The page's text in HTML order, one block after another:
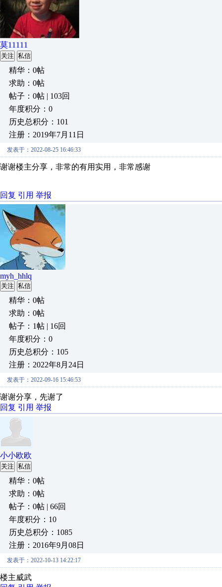
莫11111
关注 私信
精华：0帖
求助：0帖
帖子：0帖 | 103回
年度积分：0
历史总积分：101
注册：2019年7月11日
发表于：2022-08-25 16:46:33
谢谢楼主分享，非常的有用实用，非常感谢
回复 引用 举报
myh_hhlq
关注 私信
精华：0帖
求助：0帖
帖子：1帖 | 16回
年度积分：0
历史总积分：105
注册：2022年8月24日
发表于：2022-09-16 15:46:53
谢谢分享，先谢了
回复 引用 举报
小小欧欧
关注 私信
精华：0帖
求助：0帖
帖子：0帖 | 66回
年度积分：10
历史总积分：1085
注册：2016年9月08日
发表于：2022-10-13 14:22:17
楼主威武